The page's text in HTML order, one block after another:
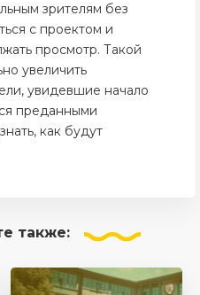
зрителям без
с проектом и
просмотр. Такой
увеличить
увидевшие начало
преданными
как будут
также: